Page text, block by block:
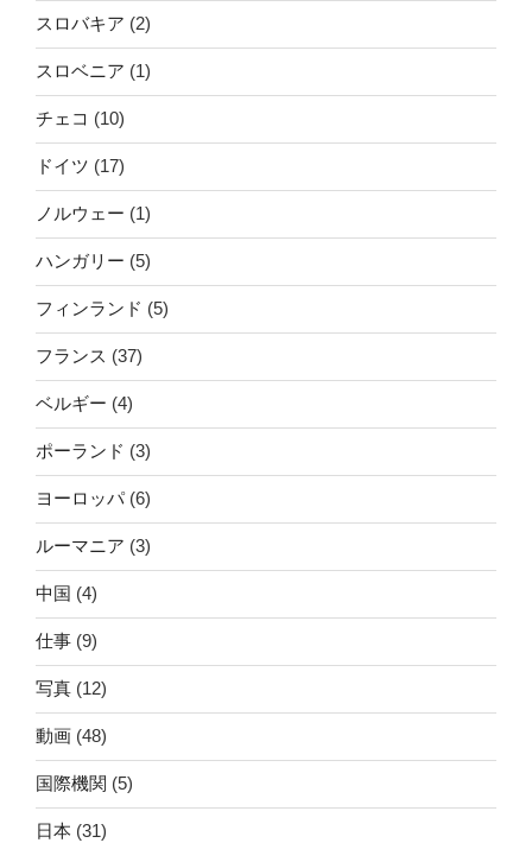
スロバキア (2)
スロベニア (1)
チェコ (10)
ドイツ (17)
ノルウェー (1)
ハンガリー (5)
フィンランド (5)
フランス (37)
ベルギー (4)
ポーランド (3)
ヨーロッパ(6)
ルーマニア (3)
中国 (4)
仕事 (9)
写真 (12)
動画 (48)
国際機関 (5)
日本 (31)